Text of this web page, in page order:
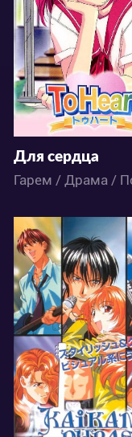
0 0
Для сердца
4249
1 3